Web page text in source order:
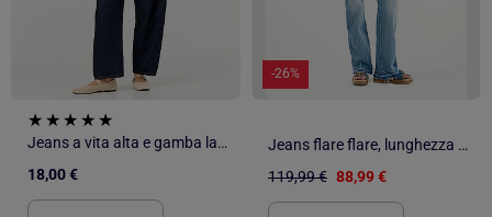
Jeans a vita alta e gamba larga
18,00 €
-26%
Jeans flare flare, lunghezza 34
119,99 € 88,99 €